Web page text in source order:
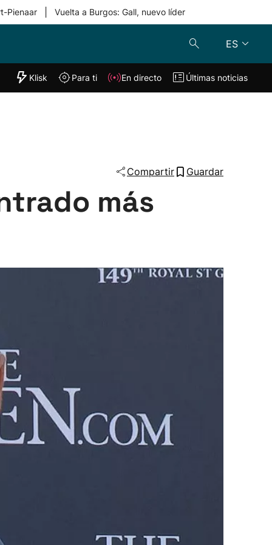
Pienaar Vuelta a Burgos: Gall, nuevo líder
ES
"Helmuga"
Klisk En directo
Klisk Para ti En directo Últimas noticias
Compartir Guardar
más